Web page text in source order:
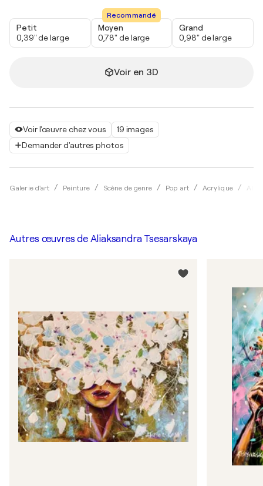
Voir l'œuvre chez vous
19 images
Demander d'autres photos
Galerie d'art Peinture Scène de genre Pop art Acrylique
Petit
0,39" de large
Recommandé
Moyen
0,78" de large
Grand
0,98" de large
Voir en 3D
Autres œuvres de Aliaksandra Tsesarskaya